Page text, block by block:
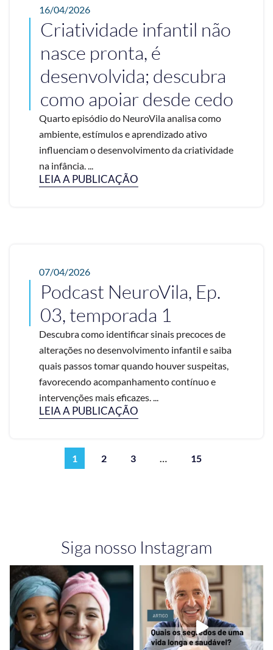
16/04/2026
Criatividade infantil não
nasce pronta, é
desenvolvida; descubra
como apoiar desde cedo
Quarto episódio do NeuroVila analisa como
ambiente, estímulos e aprendizado ativo
influenciam o desenvolvimento da criatividade
na infância. ...
LEIA A PUBLICAÇÃO
07/04/2026
Podcast NeuroVila, Ep.
03, temporada 1
Descubra como identificar sinais precoces de
alterações no desenvolvimento infantil e saiba
quais passos tomar quando houver suspeitas,
favorecendo acompanhamento contínuo e
intervenções mais eficazes. ...
LEIA A PUBLICAÇÃO
1 2 3 … 15
Siga nosso Instagram